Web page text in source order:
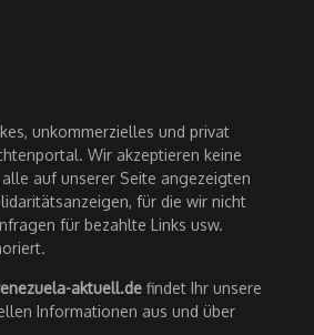
unkommerzielles und privat
Wir akzeptieren keine
auf unserer Seite angezeigten
für die wir nicht
für bezahlte Links usw.
aktuell.de findet Ihr unsere
Informationen aus und über